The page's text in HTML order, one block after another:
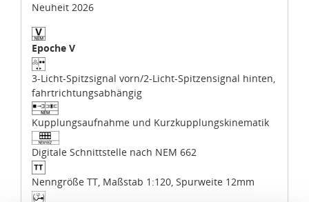
Neuheit 2026
Epoche V
3-Licht-Spitzsignal vorn/2-Licht-Spitzensignal hinten,
fahrtrichtungsabhängig
Kupplungsaufnahme und Kurzkupplungskinematik
Digitale Schnittstelle nach NEM 662
Nenngröße TT, Maßstab 1:120, Spurweite 12mm